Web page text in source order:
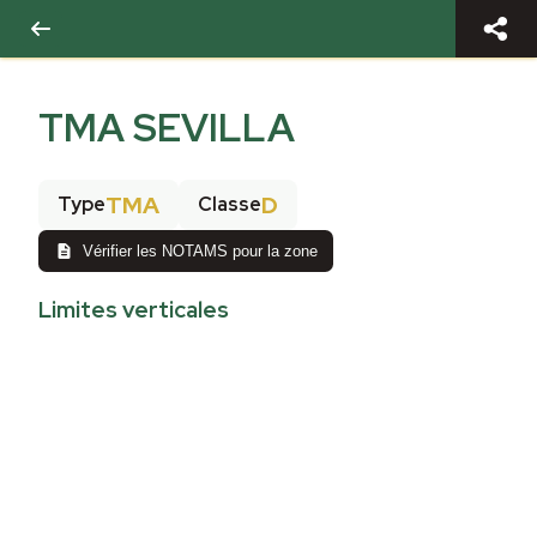
TMA SEVILLA
TypeTMA ClasseD
Vérifier les NOTAMS pour la zone
Limites verticales